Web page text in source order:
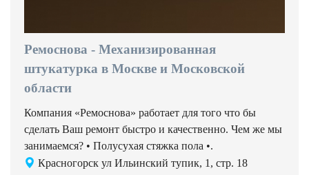
Ремоснова - Механизированная
штукатурка в Москве и Московской
области
Компания «Ремоснова» работает для того что бы
сделать Ваш ремонт быстро и качественно. Чем же мы
занимаемся? • Полусухая стяжка пола •.
Красногорск ул Ильинский тупик, 1, стр. 18